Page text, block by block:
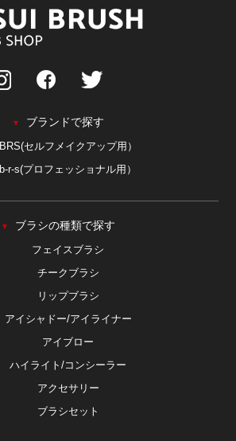
▼ ブランドで探す
BRS(セルフメイクアップ用）
b-r-s(プロフェッショナル用）
▼ ブラシの種類で探す
フェイスブラシ
チークブラシ
リップブラシ
アイシャドー/アイライナー
アイブロー
ハイライト/コンシーラー
アクセサリー
ブラシセット